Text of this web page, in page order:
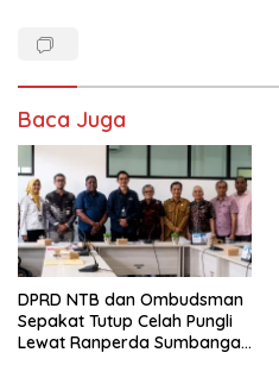
Baca Juga
DPRD NTB dan Ombudsman
Sepakat Tutup Celah Pungli
Lewat Ranperda Sumbangan